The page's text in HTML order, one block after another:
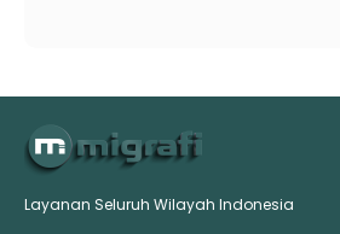
Layanan Seluruh Wilayah Indonesia